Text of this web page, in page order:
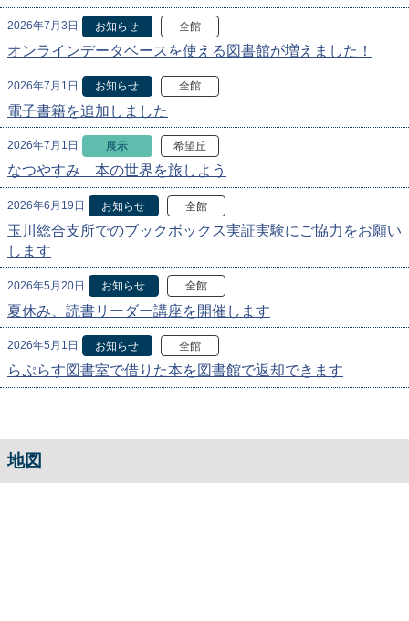
2026年7月3日 お知らせ 全館
オンラインデータベースを使える図書館が増えました！
2026年7月1日 お知らせ 全館
電子書籍を追加しました
2026年7月1日 展示 希望丘
なつやすみ 本の世界を旅しよう
2026年6月19日 お知らせ 全館
玉川総合支所でのブックボックス実証実験にご協力をお願い
します
2026年5月20日 お知らせ 全館
夏休み、読書リーダー講座を開催します
2026年5月1日 お知らせ 全館
らぷらす図書室で借りた本を図書館で返却できます
地図